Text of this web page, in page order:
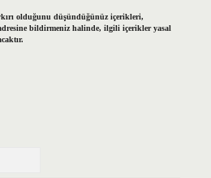
olduğunu düşündüğünüz içerikleri,
bildirmeniz halinde, ilgili içerikler yasal